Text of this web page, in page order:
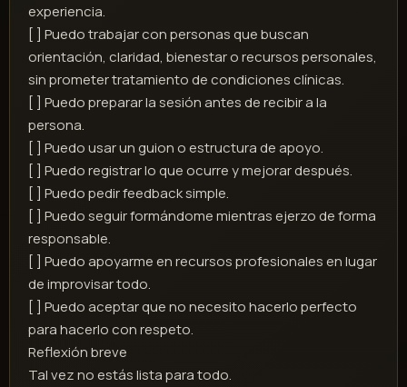
experiencia.
[ ] Puedo trabajar con personas que buscan
orientación, claridad, bienestar o recursos personales,
sin prometer tratamiento de condiciones clínicas.
[ ] Puedo preparar la sesión antes de recibir a la
persona.
[ ] Puedo usar un guion o estructura de apoyo.
[ ] Puedo registrar lo que ocurre y mejorar después.
[ ] Puedo pedir feedback simple.
[ ] Puedo seguir formándome mientras ejerzo de forma
responsable.
[ ] Puedo apoyarme en recursos profesionales en lugar
de improvisar todo.
[ ] Puedo aceptar que no necesito hacerlo perfecto
para hacerlo con respeto.
Reflexión breve
Tal vez no estás lista para todo.